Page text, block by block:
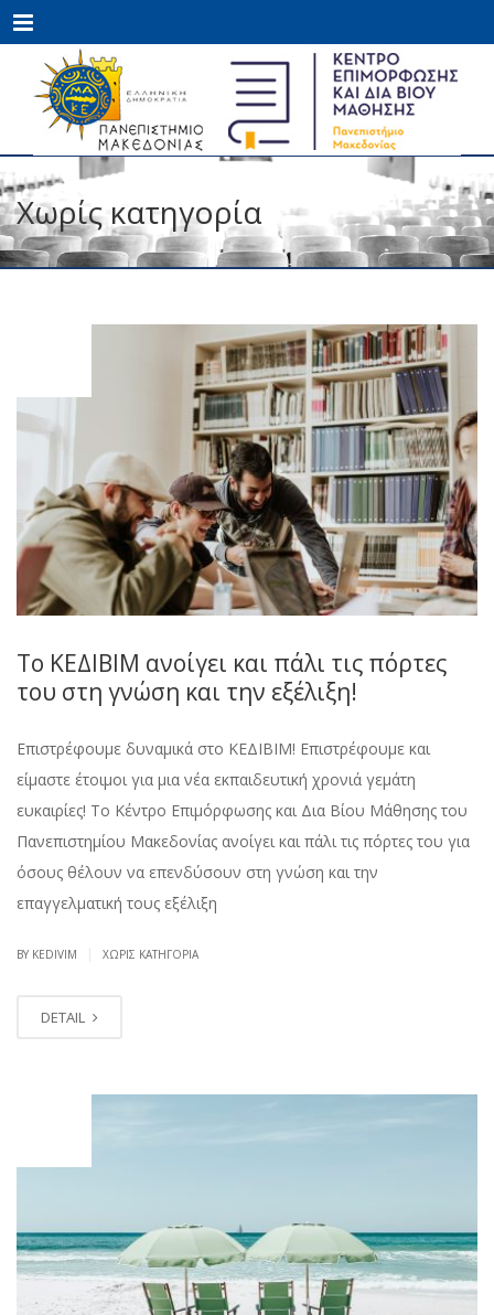
Menu
Χωρίς κατηγορία
Το ΚΕΔΙΒΙΜ ανοίγει και πάλι τις πόρτες
του στη γνώση και την εξέλιξη!
Επιστρέφουμε δυναμικά στο ΚΕΔΙΒΙΜ! Επιστρέφουμε και
είμαστε έτοιμοι για μια νέα εκπαιδευτική χρονιά γεμάτη
ευκαιρίες! Το Κέντρο Επιμόρφωσης και Δια Βίου Μάθησης του
Πανεπιστημίου Μακεδονίας ανοίγει και πάλι τις πόρτες του για
όσους θέλουν να επενδύσουν στη γνώση και την
επαγγελματική τους εξέλιξη
BY KEDIVIM ΧΩΡΊΣ ΚΑΤΗΓΟΡΊΑ
DETAIL